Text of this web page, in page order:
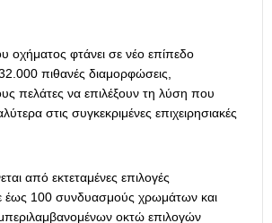
οχήματος φτάνει σε νέο επίπεδο
πιθανές διαμορφώσεις,
πελάτες να επιλέξουν τη λύση που
στις συγκεκριμένες επιχειρησιακές
από εκτεταμένες επιλογές
έως 100 συνδυασμούς χρωμάτων και
οκτώ επιλογών